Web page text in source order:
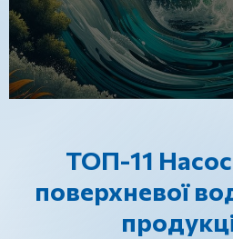
ТОП-11
поверхневої